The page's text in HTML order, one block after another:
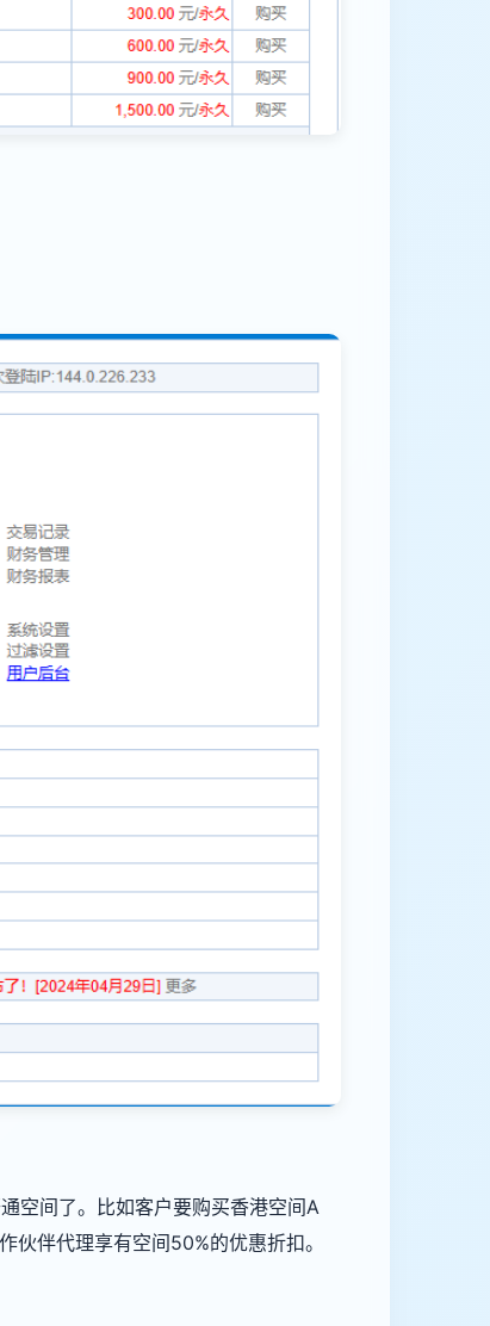
空间了。比如客户要购买香港空间A
伴代理享有空间50%的优惠折扣。